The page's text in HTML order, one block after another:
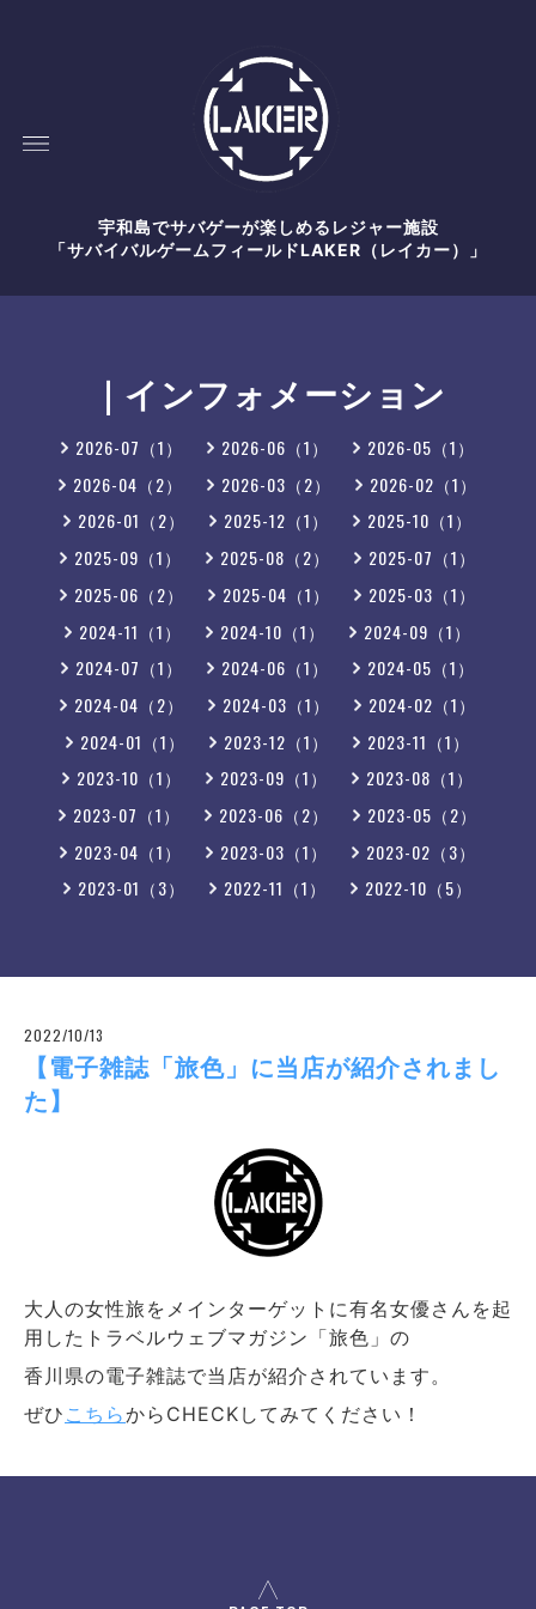
宇和島でサバゲーが楽しめるレジャー施設
「サバイバルゲームフィールドLAKER（レイカー）」
｜インフォメーション
2026-07（1） 2026-06（1）
2026-05（1）
2026-04（2）
2026-03（2）
2026-02（1）
2026-01（2）
2025-12（1）
2025-10（1）
2025-09（1）
2025-08（2）
2025-07（1）
2025-06（2）
2025-04（1）
2025-03（1）
2024-11（1）
2024-10（1）
2024-09（1）
2024-07（1）
2024-06（1）
2024-05（1）
2024-04（2）
2024-03（1）
2024-02（1）
2024-01（1）
2023-12（1）
2023-11（1）
2023-10（1）
2023-09（1）
2023-08（1）
2023-07（1）
2023-06（2）
2023-05（2）
2023-04（1）
2023-03（1）
2023-02（3）
2023-01（3）
2022-11（1） 2022-10（5）
2022/10/13
【電子雑誌「旅色」に当店が紹介されまし
た】
大人の女性旅をメインターゲットに有名女優さんを起
用したトラベルウェブマガジン「旅色」の
香川県の電子雑誌で当店が紹介されています。
ぜひ こちらからCHECKしてみてください！